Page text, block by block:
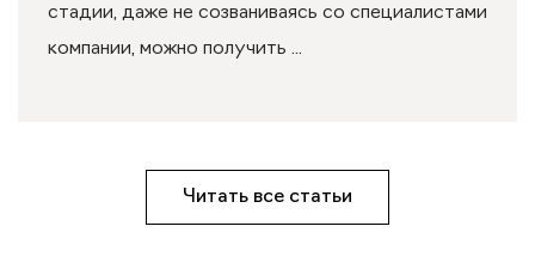
стадии, даже не созваниваясь со специалистами
компании, можно получить ...
Читать все статьи